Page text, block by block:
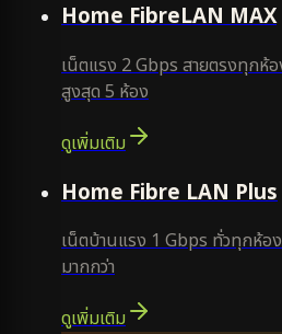
Home FibreLAN MAX
เน็ตแรง 2 Gbps สายตรงทุกห้
สูงสุด 5 ห้อง
ดูเพิ่มเติม
Home Fibre LAN Plus
เน็ตบ้านแรง 1 Gbps ทั่วทุกห้
มากกว่า
ดูเพิ่มเติม